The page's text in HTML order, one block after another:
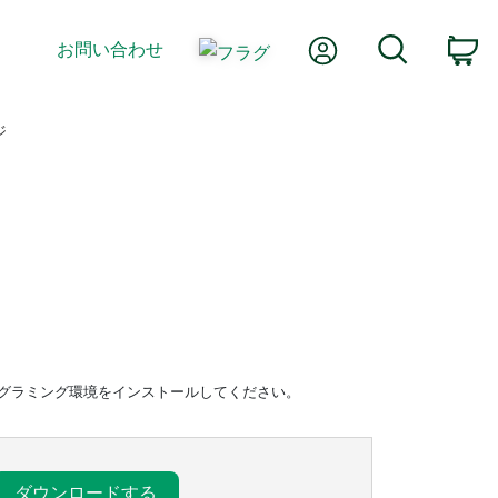
お問い合わせ Myアカウント
ミング環境をインストールしてください。
ダウンロードする